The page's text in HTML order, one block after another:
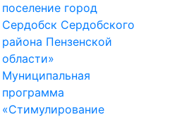
поселение город
Сердобск Сердобского
района Пензенской
области»
Муниципальная
программа
«Стимулирование